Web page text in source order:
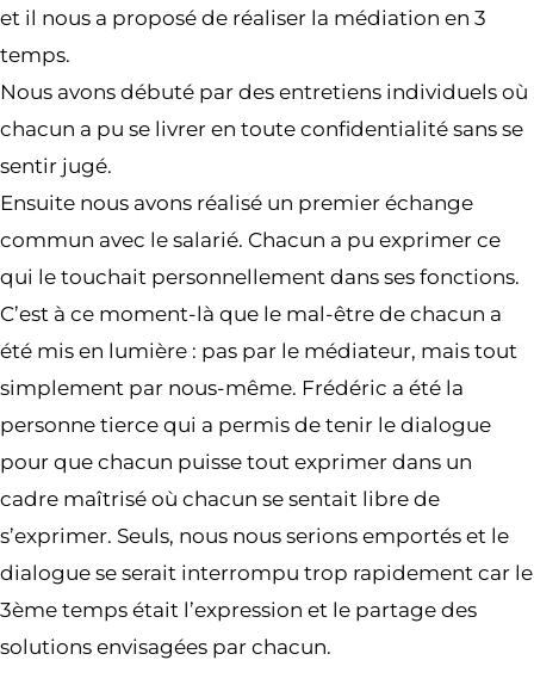
et il nous a proposé de réaliser la médiation en 3
temps.
Nous avons débuté par des entretiens individuels où
chacun a pu se livrer en toute confidentialité sans se
sentir jugé.
Ensuite nous avons réalisé un premier échange
commun avec le salarié. Chacun a pu exprimer ce
qui le touchait personnellement dans ses fonctions.
C’est à ce moment-là que le mal-être de chacun a
été mis en lumière : pas par le médiateur, mais tout
simplement par nous-même. Frédéric a été la
personne tierce qui a permis de tenir le dialogue
pour que chacun puisse tout exprimer dans un
cadre maîtrisé où chacun se sentait libre de
s’exprimer. Seuls, nous nous serions emportés et le
dialogue se serait interrompu trop rapidement car le
3ème temps était l’expression et le partage des
solutions envisagées par chacun.